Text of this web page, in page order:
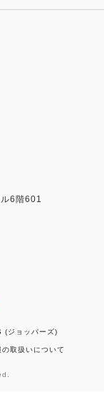
6階601
(ジョッパーズ)
の取扱いについて